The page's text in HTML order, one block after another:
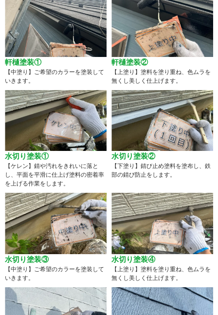
軒樋塗装①
【中塗り】ご希望のカラーを塗装して
いきます。
軒樋塗装②
【上塗り】塗料を塗り重ね、色ムラを
無くし美しく仕上げます。
水切り塗装①
【ケレン】錆や汚れをきれいに落と
し、平面を平滑に仕上げ塗料の密着率
を上げる作業をします。
水切り塗装②
【下塗り】錆び止め塗料を塗布し、鉄
部の錆び防止をします。
水切り塗装③
【中塗り】ご希望のカラーを塗装して
いきます。
水切り塗装④
【上塗り】塗料を塗り重ね、色ムラを
無くし美しく仕上げます。